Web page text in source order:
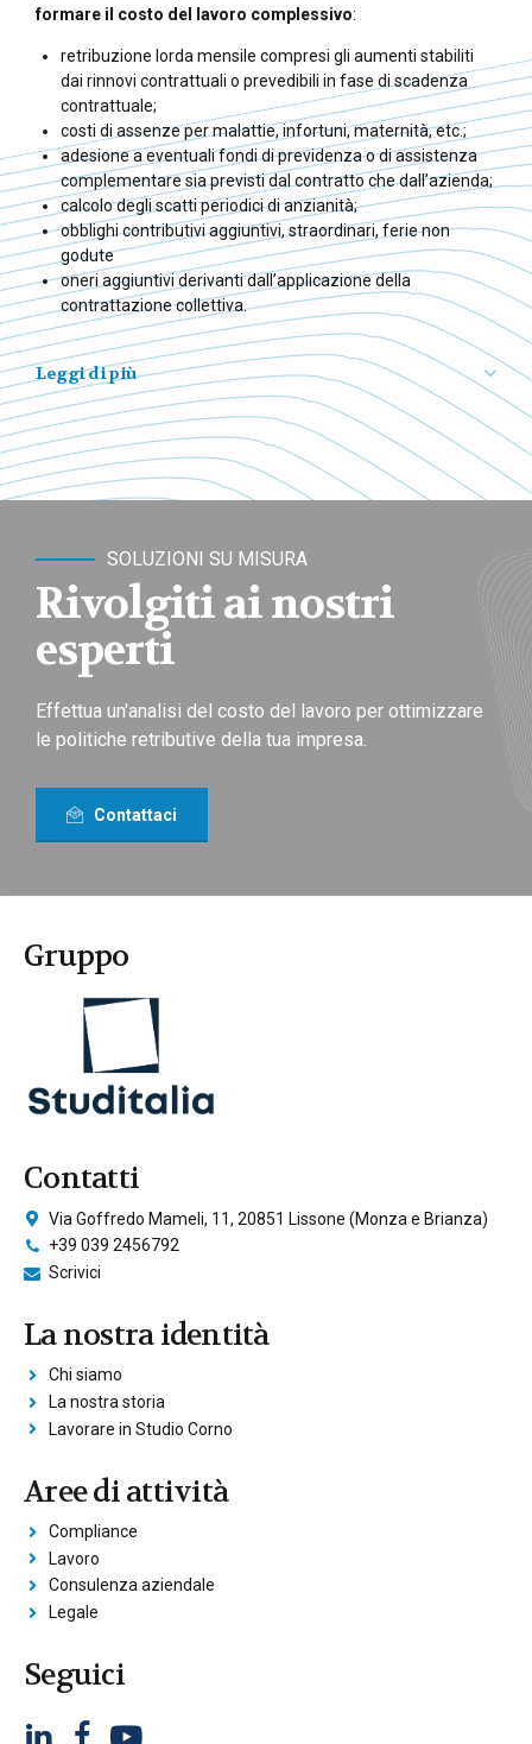
formare il costo del lavoro complessivo:
retribuzione lorda mensile compresi gli aumenti stabiliti
dai rinnovi contrattuali o prevedibili in fase di scadenza
contrattuale;
costi di assenze per malattie, infortuni, maternità, etc.;
adesione a eventuali fondi di previdenza o di assistenza
complementare sia previsti dal contratto che dall’azienda;
calcolo degli scatti periodici di anzianità;
obblighi contributivi aggiuntivi, straordinari, ferie non
godute
oneri aggiuntivi derivanti dall’applicazione della
contrattazione collettiva.
Leggi di più
modifiche alle aliquote contributive o cambi sui calcoli
della base imponibile;
agevolazioni.
direzione del personale
SOLUZIONI SU MISURA
Rivolgiti ai nostri
esperti
Effettua un'analisi del costo del lavoro per ottimizzare
le politiche retributive della tua impresa.
Contattaci
Gruppo
Contatti
Via Goffredo Mameli, 11, 20851 Lissone (Monza e Brianza)
+39 039 2456792
Scrivici
La nostra identità
Chi siamo
La nostra storia
Lavorare in Studio Corno
Aree di attività
Compliance
Lavoro
Consulenza aziendale
Legale
Seguici